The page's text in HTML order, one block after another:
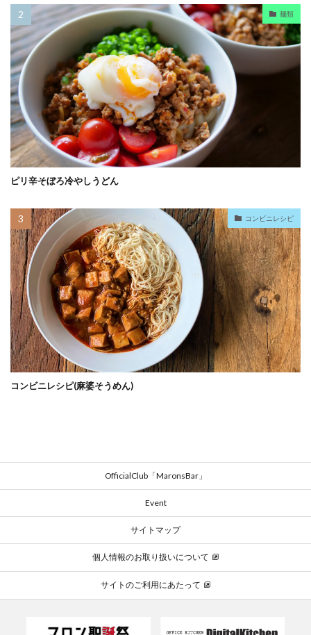
麺類
ピリ辛そぼろ冷やしうどん
コンビニレシピ
コンビニレシピ(麻婆そうめん)
OfficialClub「MaronsBar」
Event
サイトマップ
個人情報のお取り扱いについて
サイトのご利用にあたって